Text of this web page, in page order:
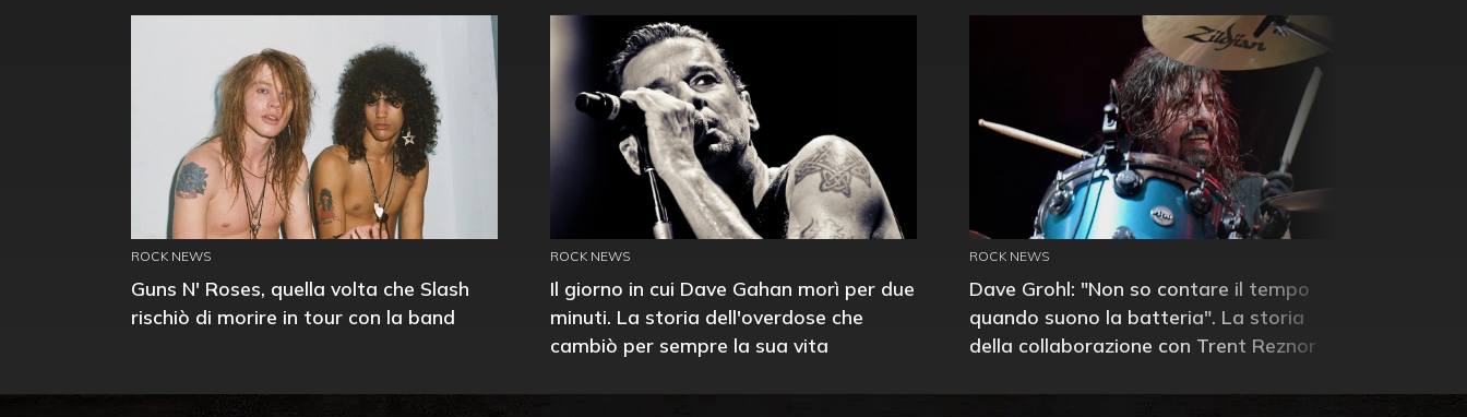
ROCK NEWS
Guns N' Roses, quella volta che Slash
rischiò di morire in tour con la band
ROCK NEWS
Il giorno in cui Dave Gahan morì per due
minuti. La storia dell'overdose che
cambiò per sempre la sua vita
ROCK NEWS
Dave Grohl: "Non so contare il tempo
quando suono la batteria". La storia
della collaborazione con Trent Reznor